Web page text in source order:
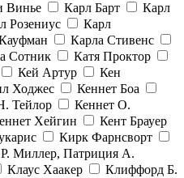
Винье Карл Барт
Карл
Розениус
Карл
Карла Стивенс
Сотник
Катя Проктор
Кей Артур
Кен
Ходжес
Кеннет Боа
Тейлор
Кеннет О.
Хейгин
Кент Брауер
Кирк Фарнсворт
Миллер, Патриция А.
Клаус Хаакер
Клиффорд Б.